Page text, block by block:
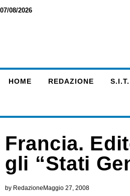
07/08/2026
HOME REDAZIONE S.I.T.
Francia.
gli “Stati
by Redazione Maggio 27, 2008